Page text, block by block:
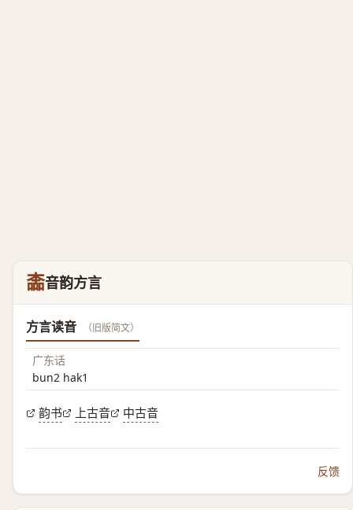
㮺音韵方言
方言读音 （旧版简文）
广东话
bun2 hak1
韵书 上古音 中古音
反馈